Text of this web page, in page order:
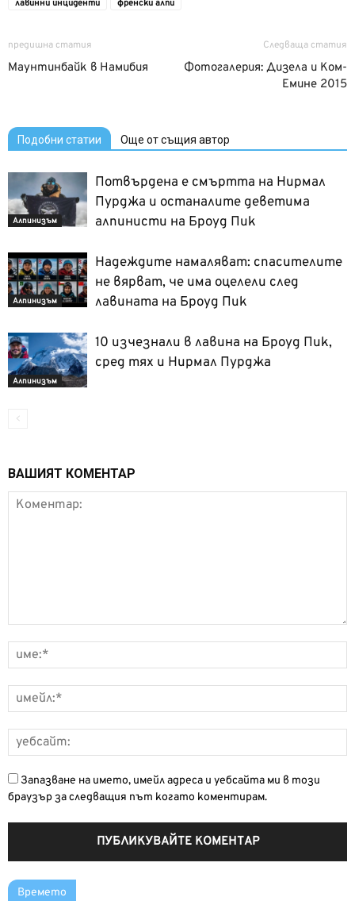
лавинни инциденти френски алпи
предишна статия
Маунтинбайк в Намибия
Следваща статия
Фотогалерия: Дизела и Ком-
Емине 2015
Подобни статии Още от същия автор
Алпинизъм
Потвърдена е смъртта на Нирмал
Пурджа и останалите деветима
алпинисти на Броуд Пик
Алпинизъм
Надеждите намаляват: спасителите
не вярват, че има оцелели след
лавината на Броуд Пик
Алпинизъм
10 изчезнали в лавина на Броуд Пик,
сред тях и Нирмал Пурджа
ВАШИЯТ КОМЕНТАР
Запазване на името, имейл адреса и уебсайта ми в този
браузър за следващия път когато коментирам.
Времето